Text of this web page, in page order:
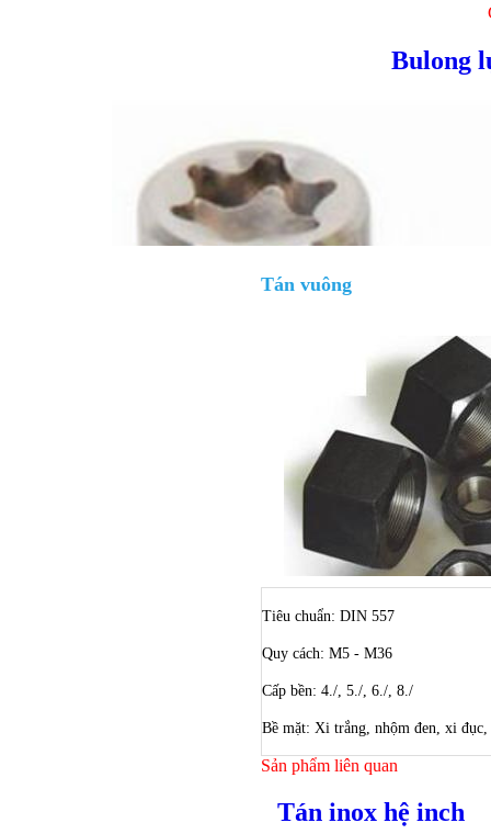
Bulong
Bulong
Tán vuông
Tiêu chuẩn: DIN 557
Quy cách: M5 - M36
Cấp bền: 4./, 5./, 6./, 8./
Bề mặt: Xi trắng, nhộm đen, xi đục,
Sản phẩm liên quan
Tán inox hệ inch